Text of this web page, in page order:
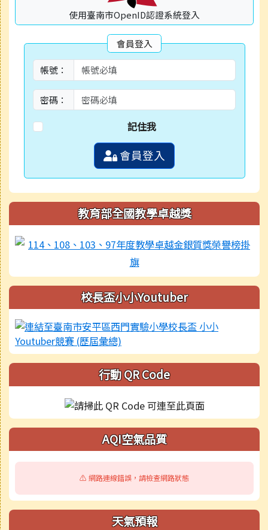
使用臺南市OpenID認證系統登入
會員登入
帳號：
密碼：
記住我
會員登入
教育部全國教學卓越獎
校長盃小小Youtuber
行動 QR Code
AQI空氣品質
⚠️ 網路連線錯誤，請檢查網路狀態
天氣預報